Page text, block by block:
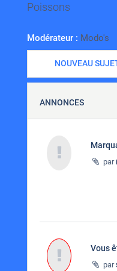
Poissons
Modérateur : Modo's
NOUVEAU
ANNONCES
par
Vous
par